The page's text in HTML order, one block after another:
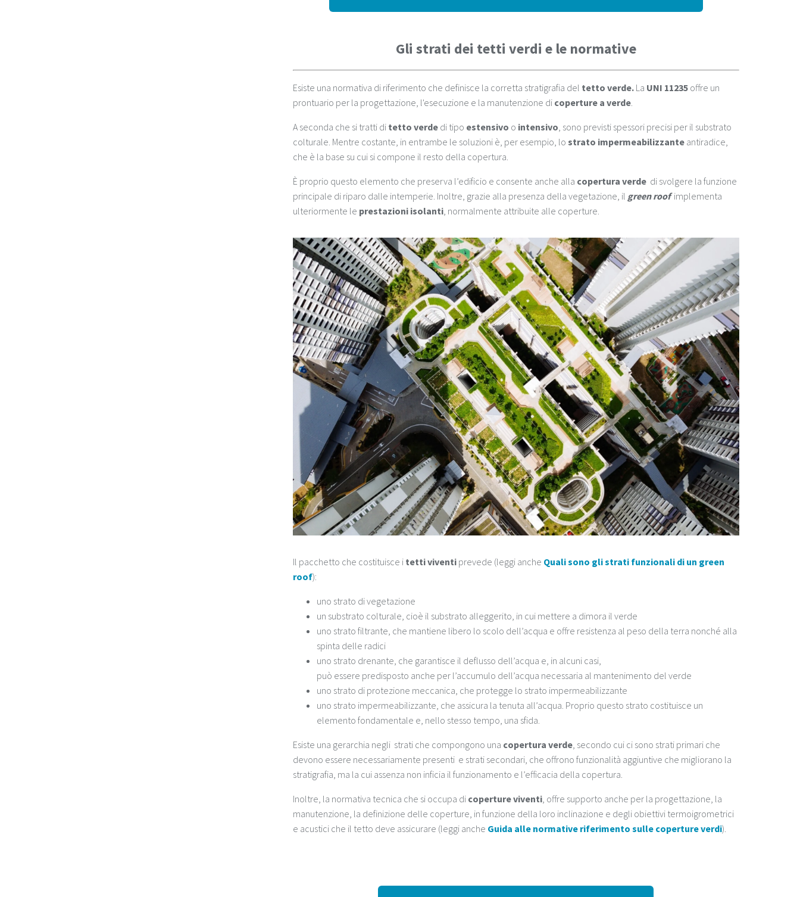
Gli strati dei tetti verdi e le normative
Esiste una normativa di riferimento che definisce la corretta stratigrafia del tetto verde. La UNI 11235offre un
prontuario per la progettazione, l'esecuzione e la manutenzione dicoperture a verde.
A seconda che si tratti di tetto verdedi tipo estensivo o intensivo, sono previsti spessori precisi per il substrato
colturale. Mentre costante, in entrambe le soluzioni è, per esempio, lo strato impermeabilizzanteantiradice,
che è la base su cui si compone il resto della copertura.
È proprio questo elemento che preserva l’edificio e consente anche alla copertura verdedi svolgere la funzione
principale di riparo dalle intemperie. Inoltre, grazie alla presenza della vegetazione, il green roofimplementa
ulteriormente le prestazioni isolanti, normalmente attribuite alle coperture.
Il pacchetto che costituisce i tetti viventiprevede (leggi anche Quali sono gli strati funzionali di un green
roof):
uno strato di vegetazione
un substrato colturale, cioè il substrato alleggerito, in cui mettere a dimora il verde
uno strato filtrante, che mantiene libero lo scolo dell’acqua e offre resistenza al peso della terra nonché alla
spinta delle radici
uno strato drenante, che garantisce il deflusso dell’acqua e, in alcuni casi,
può essere predisposto anche per l’accumulo dell’acqua necessaria al mantenimento del verde
uno strato di protezione meccanica, che protegge lo strato impermeabilizzante
uno strato impermeabilizzante, che assicura la tenuta all’acqua. Proprio questo strato costituisce un
elemento fondamentale e, nello stesso tempo, una sfida.
Esiste una gerarchia negli strati che compongono una copertura verde, secondo cui ci sono strati primari che
devono essere necessariamente presenti e strati secondari, che offrono funzionalità aggiuntive che migliorano la
stratigrafia, ma la cui assenza non inficia il funzionamento e l’efficacia della copertura.
Inoltre, la normativa tecnica che si occupa di coperture viventi, offre supporto anche per la progettazione, la
manutenzione, la definizione delle coperture, in funzione della loro inclinazione e degli obiettivi termoigrometrici
e acustici che il tetto deve assicurare (leggi anche Guida alle normative riferimento sulle coperture verdi).